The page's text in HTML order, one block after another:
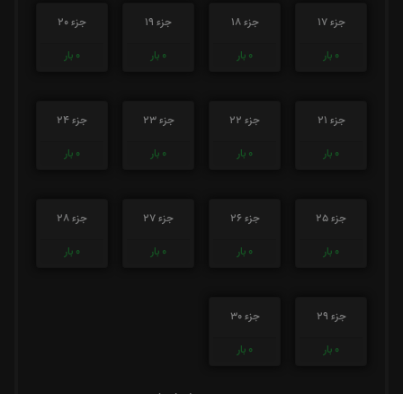
جزء 17
0 بار
جزء 18
0 بار
جزء 19
0 بار
جزء 20
0 بار
جزء 21
0 بار
جزء 22
0 بار
جزء 23
0 بار
جزء 24
0 بار
جزء 25
0 بار
جزء 26
0 بار
جزء 27
0 بار
جزء 28
0 بار
جزء 29
0 بار
جزء 30
0 بار